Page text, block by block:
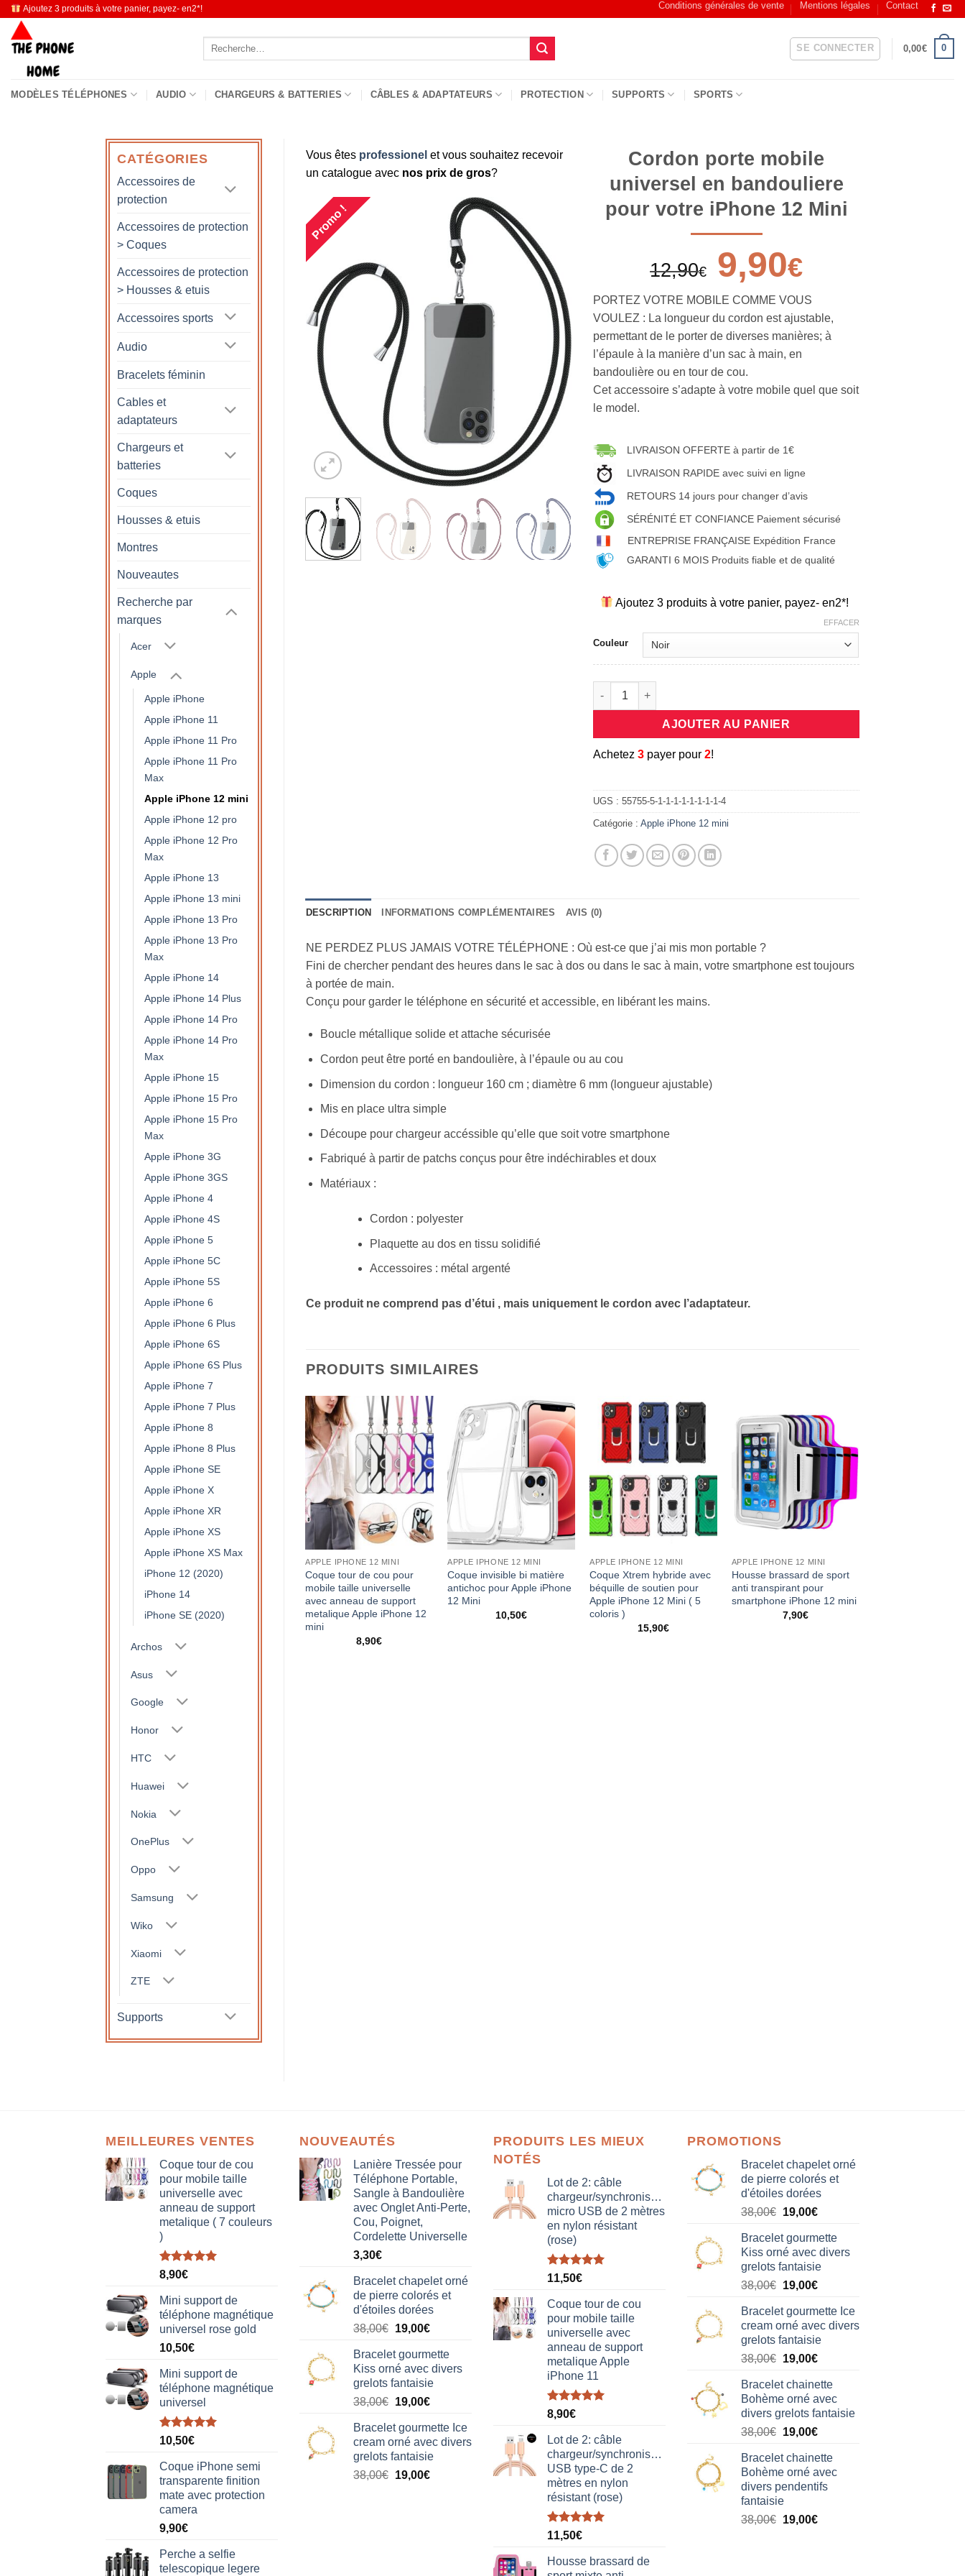
Passer
contenu
Ajoutez 3 produits à votre panier, payez- en2*! Conditions générales de vente Mentions légales Contact
Recherche
SE CONNECTER 0,00€ 0
MODÈLES TÉLÉPHONES AUDIO CHARGEURS & BATTERIES CÂBLES & ADAPTATEURS PROTECTION SUPPORTS SPORTS
CATÉGORIES
Accessoires de
protection
Accessoires de protection
> Coques
Accessoires de protection
> Housses & etuis
Accessoires sports
Audio
Bracelets féminin
Cables et
adaptateurs
Chargeurs et
batteries
Coques
Housses & etuis
Montres
Nouveautes
Recherche par
marques
Acer
Apple
Apple iPhone
Apple iPhone 11
Apple iPhone 11 Pro
Apple iPhone 11 Pro
Max
Apple iPhone 12 mini
Apple iPhone 12 pro
Apple iPhone 12 Pro
Max
Apple iPhone 13
Apple iPhone 13 mini
Apple iPhone 13 Pro
Apple iPhone 13 Pro
Max
Apple iPhone 14
Apple iPhone 14 Plus
Apple iPhone 14 Pro
Apple iPhone 14 Pro
Max
Apple iPhone 15
Apple iPhone 15 Pro
Apple iPhone 15 Pro
Max
Apple iPhone 3G
Apple iPhone 3GS
Apple iPhone 4
Apple iPhone 4S
Apple iPhone 5
Apple iPhone 5C
Apple iPhone 5S
Apple iPhone 6
Apple iPhone 6 Plus
Apple iPhone 6S
Apple iPhone 6S Plus
Apple iPhone 7
Apple iPhone 7 Plus
Apple iPhone 8
Apple iPhone 8 Plus
Apple iPhone SE
Apple iPhone X
Apple iPhone XR
Apple iPhone XS
Apple iPhone XS Max
iPhone 12 (2020)
iPhone 14
iPhone SE (2020)
Archos
Asus
Google
Honor
HTC
Huawei
Nokia
OnePlus
Oppo
Samsung
Wiko
Xiaomi
ZTE
Supports
Vous êtes professionel et vous souhaitez recevoir
un catalogue avec nos prix de gros?
Promo !
Cordon porte mobile
universel en bandouliere
pour votre iPhone 12 Mini
12,90€ 9,90€
PORTEZ VOTRE MOBILE COMME VOUS
VOULEZ : La longueur du cordon est ajustable,
permettant de le porter de diverses manières; à
l’épaule à la manière d’un sac à main, en
bandoulière ou en tour de cou.
Cet accessoire s’adapte à votre mobile quel que soit
le model.
LIVRAISON OFFERTE à partir de 1€
LIVRAISON RAPIDE avec suivi en ligne
RETOURS 14 jours pour changer d’avis
SÉRÉNITÉ ET CONFIANCE Paiement sécurisé
ENTREPRISE FRANÇAISE Expédition France
GARANTI 6 MOIS Produits fiable et de qualité
Ajoutez 3 produits à votre panier, payez- en2*!
Couleur
EFFACER
quantité de Cordon porte mobile universel en bandouliere pour votre
AJOUTER AU PANIER
Achetez3 payer pour2!
UGS :55755-5-1-1-1-1-1-1-1-1-4
Catégorie :Apple iPhone 12 mini
DESCRIPTION INFORMATIONS COMPLÉMENTAIRES AVIS (0)
NE PERDEZ PLUS JAMAIS VOTRE TÉLÉPHONE : Où est-ce que j’ai mis mon portable ?
Fini de chercher pendant des heures dans le sac à dos ou dans le sac à main, votre smartphone est toujours
à portée de main.
Conçu pour garder le téléphone en sécurité et accessible, en libérant les mains.
Boucle métallique solide et attache sécurisée
Cordon peut être porté en bandoulière, à l’épaule ou au cou
Dimension du cordon : longueur 160 cm ; diamètre 6 mm (longueur ajustable)
Mis en place ultra simple
Découpe pour chargeur accéssible qu’elle que soit votre smartphone
Fabriqué à partir de patchs conçus pour être indéchirables et doux
Matériaux :
Cordon : polyester
Plaquette au dos en tissu solidifié
Accessoires : métal argenté
Ce produit ne comprend pas d’étui , mais uniquement le cordon avec l’adaptateur.
PRODUITS SIMILAIRES
APPLE IPHONE 12 MINI
Coque tour de cou pour
mobile taille universelle
avec anneau de support
metalique Apple iPhone 12
mini
8,90€
APPLE IPHONE 12 MINI
Coque invisible bi matière
antichoc pour Apple iPhone
12 Mini
10,50€
APPLE IPHONE 12 MINI
Coque Xtrem hybride avec
béquille de soutien pour
Apple iPhone 12 Mini ( 5
coloris )
15,90€
APPLE IPHONE 12 MINI
Housse brassard de sport
anti transpirant pour
smartphone iPhone 12 mini
7,90€
Coque armure Apple
protection avec anneau de
soutien
MEILLEURES VENTES
Coque tour de cou
pour mobile taille
universelle avec
anneau de support
metalique ( 7 couleurs
)
Note5.00
8,90€
Mini support de
téléphone magnétique
universel rose gold
10,50€
Mini support de
téléphone magnétique
universel
Note5.00
10,50€
Coque iPhone semi
transparente finition
mate avec protection
camera
9,90€
Perche a selfie
telescopique legere
NOUVEAUTÉS
Lanière Tressée pour
Téléphone Portable,
Sangle à Bandoulière
avec Onglet Anti-Perte,
Cou, Poignet,
Cordelette Universelle
3,30€
Bracelet chapelet orné
de pierre colorés et
d'étoiles dorées
38,00€ Le
initial
était :
38,00€.
19,00€Le
actuel
est :
19,00€.
Bracelet gourmette
Kiss orné avec divers
grelots fantaisie
38,00€ Le
initial
était :
38,00€.
19,00€Le
actuel
est :
19,00€.
Bracelet gourmette Ice
cream orné avec divers
grelots fantaisie
38,00€ Le
19,00€Le
PRODUITS LES MIEUX
NOTÉS
Lot de 2: câble
chargeur/synchronisation
micro USB de 2 mètres
en nylon résistant
(rose)
Note5.00
11,50€
Coque tour de cou
pour mobile taille
universelle avec
anneau de support
metalique Apple
iPhone 11
Note5.00
8,90€
Lot de 2: câble
chargeur/synchronisation
USB type-C de 2
mètres en nylon
résistant (rose)
Note5.00
11,50€
Housse brassard de
PROMOTIONS
Bracelet chapelet orné
de pierre colorés et
d'étoiles dorées
38,00€ Le
initial
était :
38,00€.
19,00€Le
actuel
est :
19,00€.
Bracelet gourmette
Kiss orné avec divers
grelots fantaisie
38,00€ Le
initial
était :
38,00€.
19,00€Le
actuel
est :
19,00€.
Bracelet gourmette Ice
cream orné avec divers
grelots fantaisie
38,00€ Le
initial
était :
38,00€.
19,00€Le
actuel
est :
19,00€.
Bracelet chainette
Bohème orné avec
divers grelots fantaisie
38,00€ Le
initial
était :
38,00€.
19,00€Le
actuel
est :
19,00€.
Bracelet chainette
Bohème orné avec
divers pendentifs
fantaisie
38,00€ Le
19,00€Le